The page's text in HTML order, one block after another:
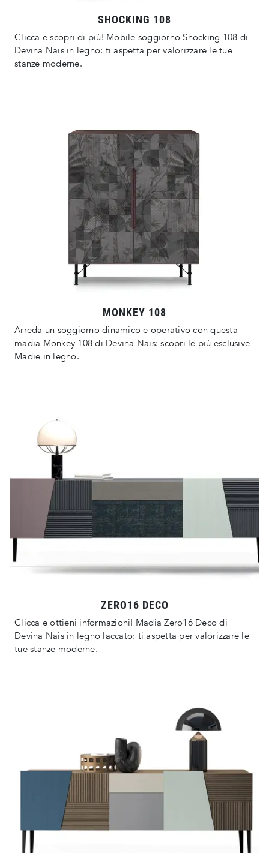
SHOCKING 108
Clicca e scopri di più! Mobile soggiorno Shocking 108 di
Devina Nais in legno: ti aspetta per valorizzare le tue
stanze moderne.
MONKEY 108
Arreda un soggiorno dinamico e operativo con questa
madia Monkey 108 di Devina Nais: scopri le più esclusive
Madie in legno.
ZERO16 DECO
Clicca e ottieni informazioni! Madia Zero16 Deco di
Devina Nais in legno laccato: ti aspetta per valorizzare le
tue stanze moderne.